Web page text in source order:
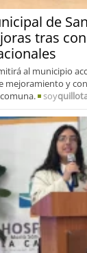
de
tras
al municipio
mejoramiento y
soy